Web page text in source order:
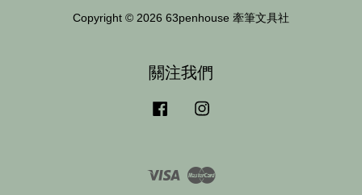
Copyright © 2026 63penhouse 牽筆文具社
關注我們
Facebook
Visa Master